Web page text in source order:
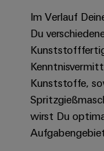
Lösungen
für
spezifischen
in
der
Building
Smart
Metering
&
und
PCB
Services
Labor
Preisliste
Länder
und
und
Schüler
Duales
Studium
Im Verlauf
Du
Kunststoffe,
wirst Du